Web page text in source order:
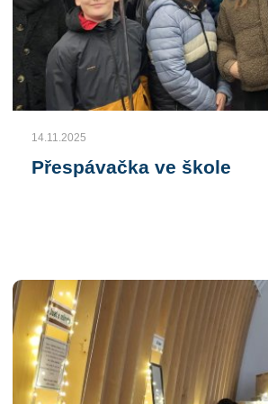
14.11.2025
Přespávačka ve škole